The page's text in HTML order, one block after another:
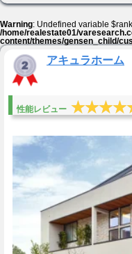
Warning: Undefined variable
/home/realestate01/
content/themes/gensen_child/
アキュラホーム
性能レビュー